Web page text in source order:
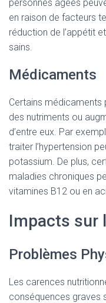
personnes âgées
en raison de facteurs
réduction de l’appétit
sains.
Médicaments
Certains médicaments
des nutriments ou
d’entre eux. Par
traiter l’hypertension
potassium. De plus,
maladies chroniques
vitamines B12 ou en
Impacts sur
Problèmes
Les carences
conséquences graves